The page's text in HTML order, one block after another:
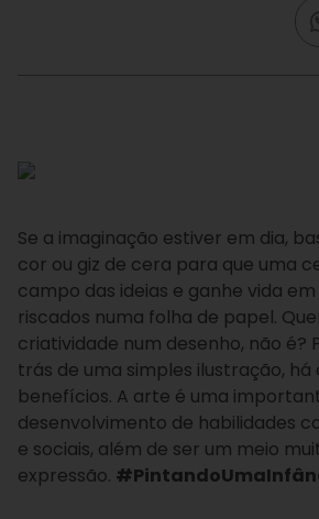
Se a imaginação estiver em dia,
cor ou giz de cera para que uma
campo das ideias e ganhe vida
riscados numa folha de papel.
criatividade num desenho, não é?
trás de uma simples ilustração, há
benefícios. A arte é uma
desenvolvimento de habilidades
e sociais, além de ser um meio
expressão.